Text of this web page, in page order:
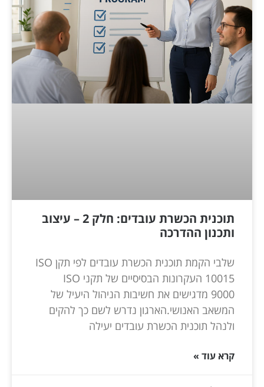
תוכנית הכשרת עובדים: חלק 2 – עיצוב
ותכנון ההדרכה
שלבי הקמת תוכנית הכשרת עובדים לפי תקן ISO
10015 העקרונות הבסיסיים של תקני ISO
9000 מדגישים את חשיבות הניהול היעיל של
המשאב האנושי.הארגון נדרש לשם כך להקים
ולנהל תוכנית הכשרת עובדים יעילה
קרא עוד »